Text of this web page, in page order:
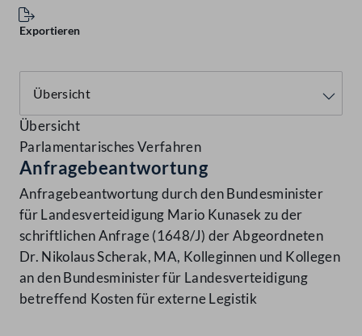
Exportieren
Übersicht
Parlamentarisches Verfahren
Anfragebeantwortung
Anfragebeantwortung durch den Bundesminister
für Landesverteidigung Mario Kunasek zu der
schriftlichen Anfrage (1648/J) der Abgeordneten
Dr. Nikolaus Scherak, MA, Kolleginnen und Kollegen
an den Bundesminister für Landesverteidigung
betreffend Kosten für externe Legistik